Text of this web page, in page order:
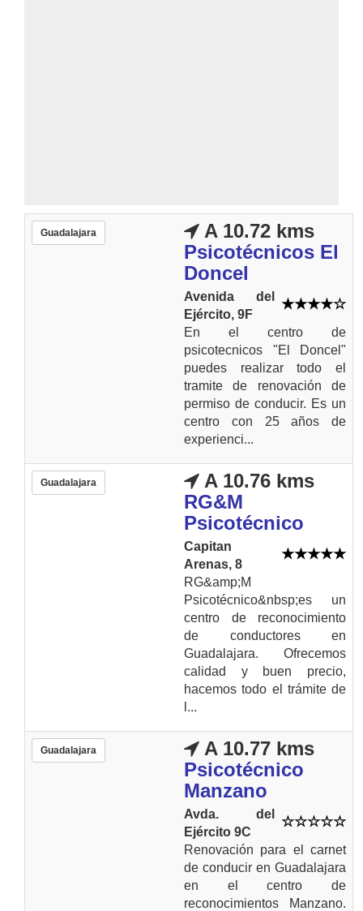
Guadalajara
A 10.72 kms
Psicotécnicos El
Doncel
Avenida del
Ejército, 9F
En el centro de
psicotecnicos "El Doncel"
puedes realizar todo el
tramite de renovación de
permiso de conducir. Es un
centro con 25 años de
experienci...
Guadalajara
A 10.76 kms
RG&M
Psicotécnico
Capitan
Arenas, 8
RG&amp;M
Psicotécnico&nbsp;es un
centro de reconocimiento
de conductores en
Guadalajara. Ofrecemos
calidad y buen precio,
hacemos todo el trámite de
l...
Guadalajara
A 10.77 kms
Psicotécnico
Manzano
Avda. del
Ejército 9C
Renovación para el carnet
de conducir en Guadalajara
en el centro de
reconocimientos Manzano.